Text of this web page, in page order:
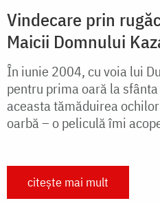
Vindecare prin
Maicii Domnului
În iunie 2004, cu voia lui
pentru prima oară la
aceasta tămăduirea
oarbă – o peliculă îmi
citește mai mult